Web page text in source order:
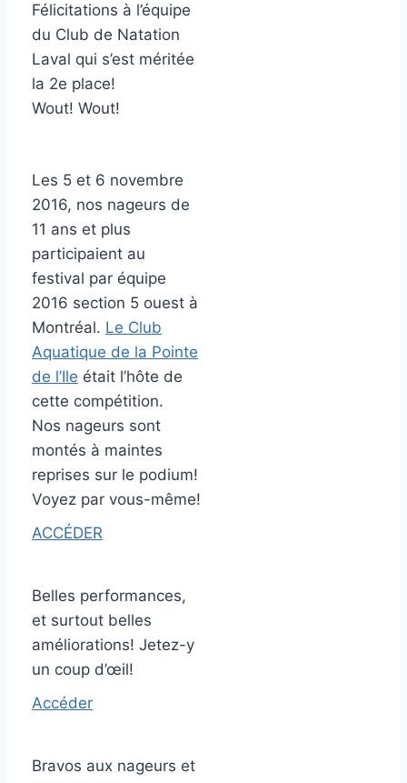
Félicitations à l’équipe
du Club de Natation
Laval qui s’est méritée
la 2e place!
Wout! Wout!
Les 5 et 6 novembre
2016, nos nageurs de
11 ans et plus
participaient au
festival par équipe
2016 section 5 ouest à
Montréal. Le Club
Aquatique de la Pointe
de l’Ile était l’hôte de
cette compétition.
Nos nageurs sont
montés à maintes
reprises sur le podium!
Voyez par vous-même!
ACCÉDER
Belles performances,
et surtout belles
améliorations! Jetez-y
un coup d’œil!
Accéder
Bravos aux nageurs et